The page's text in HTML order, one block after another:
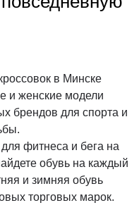
в Минске
и женские модели
брендов для спорта и
фитнеса и бега на
обувь на каждый
и зимняя обувь
торговых марок.